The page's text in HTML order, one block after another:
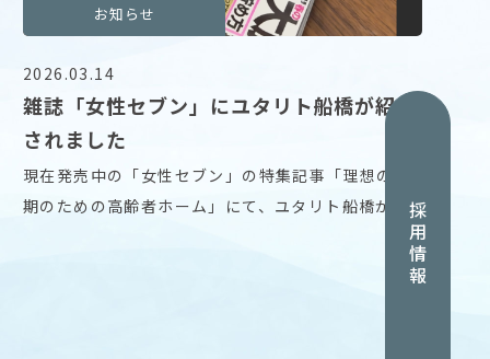
採用情報
お知らせ
2026.03.14
雑誌「女性セブン」にユタリト船橋が紹介
されました
現在発売中の「女性セブン」の特集記事「理想の最
期のための高齢者ホーム」にて、ユタリト船橋が紹